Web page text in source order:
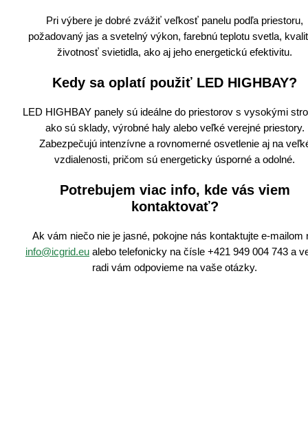
Pri výbere je dobré zvážiť veľkosť panelu podľa priestoru,
požadovaný jas a svetelný výkon, farebnú teplotu svetla,
životnosť svietidla, ako aj jeho energetickú efektivitu.
Kedy sa oplatí použiť LED HIGHBAY?
LED HIGHBAY panely sú ideálne do priestorov s vysokými
ako sú sklady, výrobné haly alebo veľké verejné priestory.
Zabezpečujú intenzívne a rovnomerné osvetlenie aj na
vzdialenosti, pričom sú energeticky úsporné a odolné.
Potrebujem viac info, kde vás viem
kontaktovať?
Ak vám niečo nie je jasné, pokojne nás kontaktujte e-mailom
info@icgrid.eu alebo telefonicky na čísle +421 949 004 743 a
radi vám odpovieme na vaše otázky.